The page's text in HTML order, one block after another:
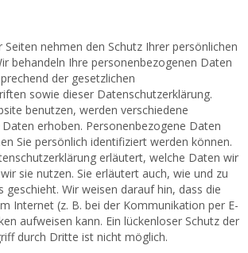
Seiten nehmen den Schutz Ihrer persönlichen
behandeln Ihre personenbezogenen Daten
der gesetzlichen
sowie dieser Datenschutzerklärung.
benutzen, werden verschiedene
erhoben. Personenbezogene Daten
Sie persönlich identifiziert werden können.
erläutert, welche Daten wir
sie nutzen. Sie erläutert auch, wie und zu
geschieht. Wir weisen darauf hin, dass die
Internet (z. B. bei der Kommunikation per E-
aufweisen kann. Ein lückenloser Schutz der
durch Dritte ist nicht möglich.